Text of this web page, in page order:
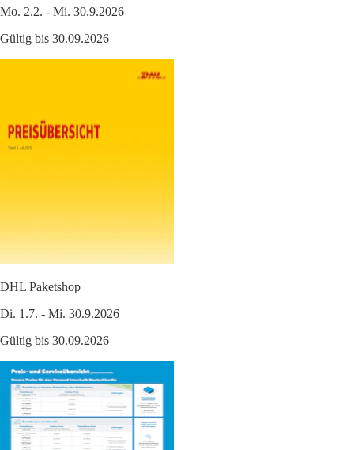
Mo. 2.2. - Mi. 30.9.2026
Gültig bis 30.09.2026
DHL Paketshop
Di. 1.7. - Mi. 30.9.2026
Gültig bis 30.09.2026